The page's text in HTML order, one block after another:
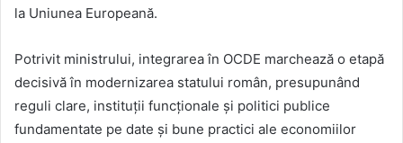
la Uniunea Europeană.
Potrivit ministrului, integrarea în OCDE marchează o etapă
decisivă în modernizarea statului român, presupunând
reguli clare, instituții funcționale și politici publice
fundamentate pe date și bune practici ale economiilor